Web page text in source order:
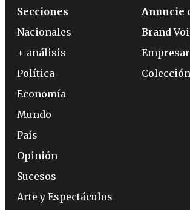
Secciones
Nacionales
+ análisis
Política
Economía
Mundo
País
Opinión
Sucesos
Arte y Espectáculos
Anuncie
Brand